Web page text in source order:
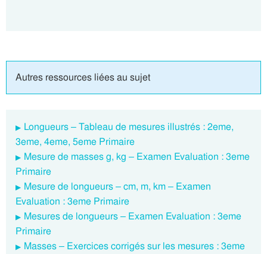
Autres ressources liées au sujet
Longueurs – Tableau de mesures illustrés : 2eme,
3eme, 4eme, 5eme Primaire
Mesure de masses g, kg – Examen Evaluation : 3eme
Primaire
Mesure de longueurs – cm, m, km – Examen
Evaluation : 3eme Primaire
Mesures de longueurs – Examen Evaluation : 3eme
Primaire
Masses – Exercices corrigés sur les mesures : 3eme